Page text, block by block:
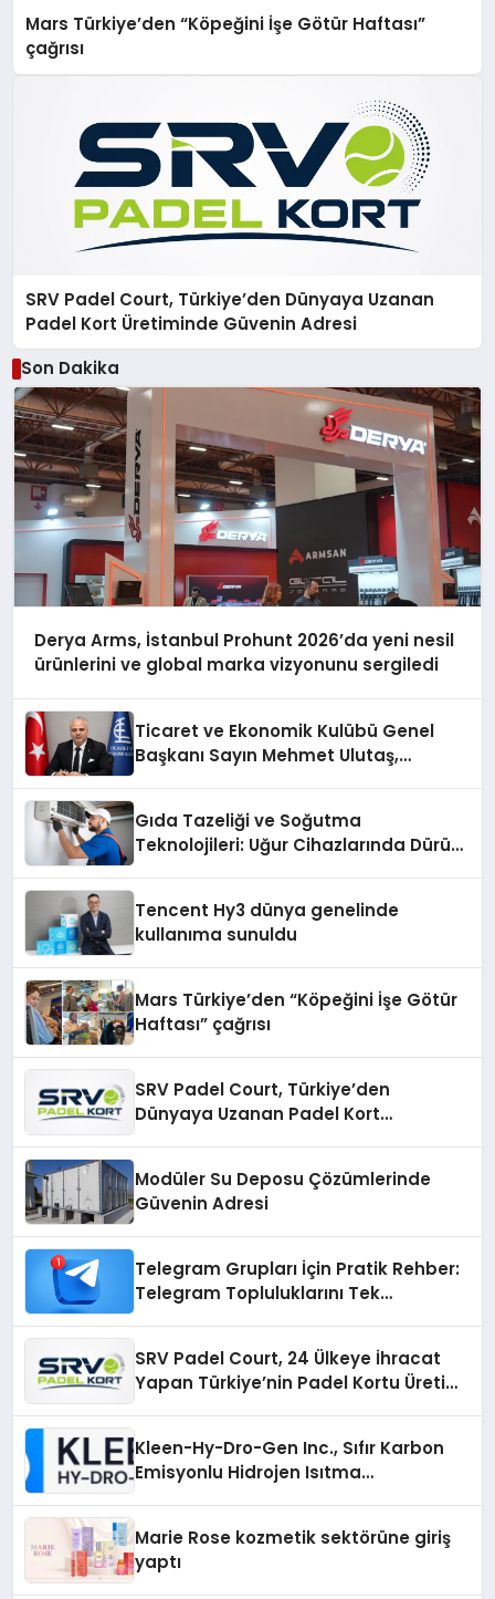
Mars Türkiye’den “Köpeğini İşe Götür Haftası”
çağrısı
SRV Padel Court, Türkiye’den Dünyaya Uzanan
Padel Kort Üretiminde Güvenin Adresi
Son Dakika
Derya Arms, İstanbul Prohunt 2026’da yeni nesil
ürünlerini ve global marka vizyonunu sergiledi
Ticaret ve Ekonomik Kulübü Genel
Başkanı Sayın Mehmet Ulutaş,
Gıda Tazeliği ve Soğutma
Teknolojileri: Uğur Cihazlarında Dürüst
Tencent Hy3 dünya genelinde
kullanıma sunuldu
Mars Türkiye’den “Köpeğini İşe Götür
Haftası” çağrısı
SRV Padel Court, Türkiye’den
Dünyaya Uzanan Padel Kort
Modüler Su Deposu Çözümlerinde
Güvenin Adresi
Telegram Grupları İçin Pratik Rehber:
Telegram Topluluklarını Tek
SRV Padel Court, 24 Ülkeye İhracat
Yapan Türkiye’nin Padel Kortu Üretim
Kleen-Hy-Dro-Gen Inc., Sıfır Karbon
Emisyonlu Hidrojen Isıtma
Marie Rose kozmetik sektörüne giriş
yaptı